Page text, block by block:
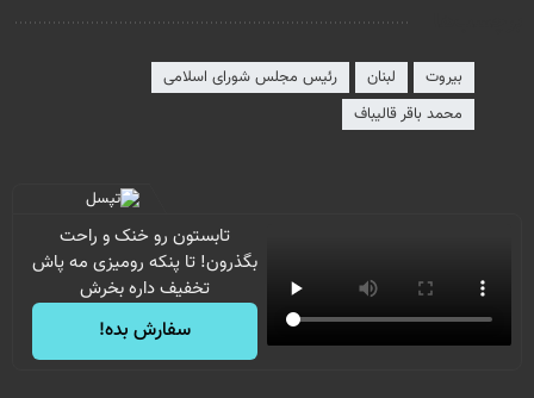
بیروت لبنان
رئیس مجلس شورای اسلامی
محمد باقر قالیباف
تابستون رو خنک و راحت
بگذرون! تا پنکه رومیزی مه پاش
تخفیف داره بخرش
سفارش بده!